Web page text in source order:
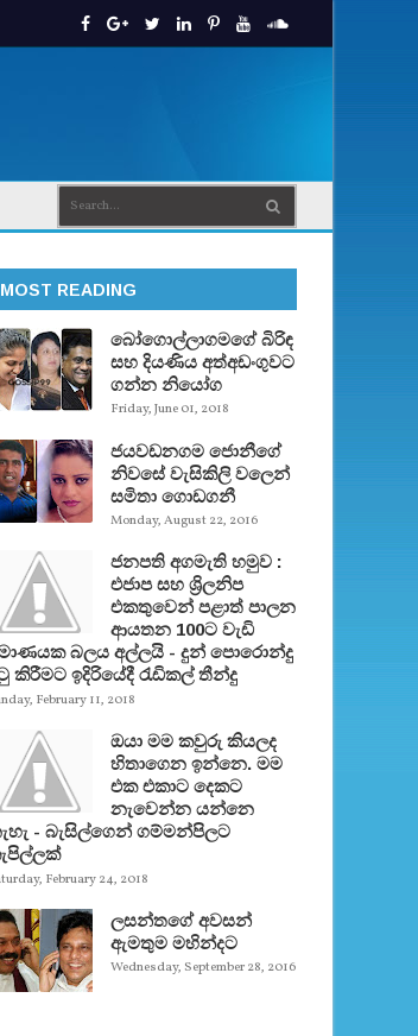
MOST READING
බෝගොල්ලාගමගේ බිරිඳ
සහ දියණිය අත්අඩංගුවට
ගන්න නියෝග
Friday, June 01, 2018
ජයවඩනගම ජොනීගේ
නිවසේ වැසිකිලි වලෙන්
සමිතා ගොඩගනී
Monday, August 22, 2016
ජනපති අගමැති හමුව :
එජාප සහ ශ්‍රිලනිප
එකතුවෙන් පළාත් පාලන
ආයතන 100ට වැඩි
බලය අල්ලයි - දුන් පොරොන්දු
කිරීමට ඉදිරියේදී රැඩිකල් තීන්දු
February 11, 2018
ඔයා මම කවුරු කියලද
හිතාගෙන ඉන්නෙ. මම
එක එකාට දෙකට
නැවෙන්න යන්නෙ
- බැසිල්ගෙන් ගම්මන්පිලට
February 24, 2018
ලසන්තගේ අවසන්
ඇමතුම මහින්දට
Wednesday, September 28, 2016